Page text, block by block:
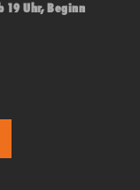
19 Uhr, Beginn